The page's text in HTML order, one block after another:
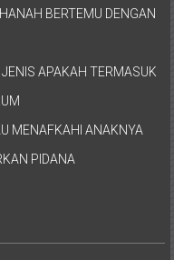
BERTEMU DENGAN
APAKAH TERMASUK
MENAFKAHI ANAKNYA
PIDANA